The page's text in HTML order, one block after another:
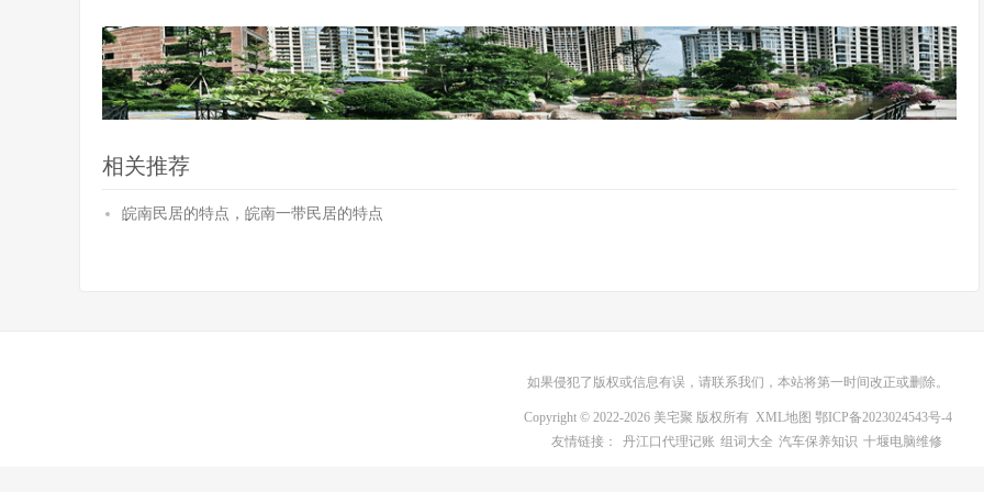
相关推荐
皖南民居的特点，皖南一带民居的特点
如果侵犯了版权或信息有误，请联系我们，本站将第一时间改正或删除。
Copyright © 2022-2026 美宅聚 版权所有 XML地图 鄂ICP备2023024543号-4
友情链接：
丹江口代理记账 组词大全 汽车保养知识 十堰电脑维修